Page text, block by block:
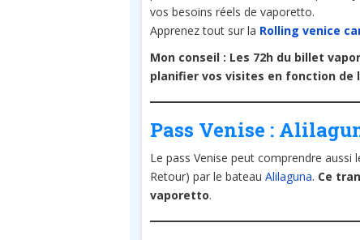
vos besoins réels de vaporetto.
Apprenez tout sur la Rolling venice
Mon conseil : Les 72h du billet
planifier vos visites en fonction de
Pass Venise :
Le pass Venise peut comprendre
Retour) par le bateau Alilaguna. Ce
vaporetto.